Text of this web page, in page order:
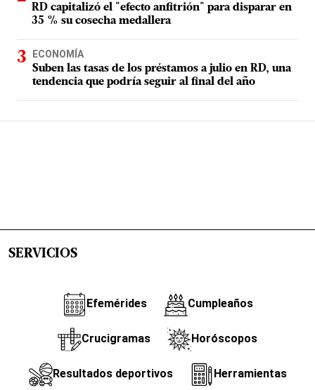
RD capitalizó el "efecto anfitrión" para disparar en
35 % su cosecha medallera
ECONOMÍA
Suben las tasas de los préstamos a julio en RD, una
tendencia que podría seguir al final del año
SERVICIOS
Efemérides Cumpleaños
Crucigramas Horóscopos
Resultados deportivos Herramientas